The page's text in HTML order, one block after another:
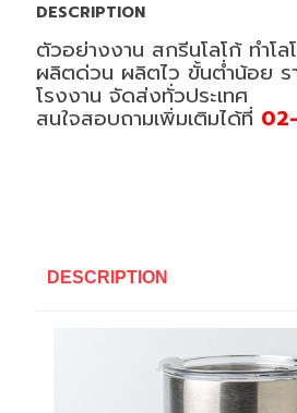
DESCRIPTION
ตัวอย่างงาน สกรีนโลโก้ ทำโล
ผลิตด่วน ผลิตไว ขั้นต่ำน้อย ร
โรงงาน จัดส่งทั่วประเทศ
สนใจสอบถามเพิ่มเติมได้ที่
DESCRIPTION